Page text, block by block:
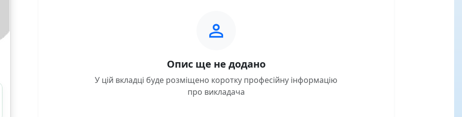
Опис ще не додано
У цій вкладці буде розміщено коротку професійну інформацію
про викладача